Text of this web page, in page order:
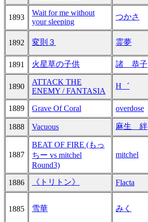
1893
Wait for me without
your sleeping
つかさ
1892 変則３ 霊夢
1891 火星草の子供 諸 恭子
1890
ATTACK THE
ENEMY / FANTASIA
H゛
1889 Grave Of Coral overdose
1888 Vacuous 麻生 絆
1887
BEAT OF FIRE (もっ
ちー vs mitchel
Round3)
mitchel
1886 《トリトン》 Flacta
1885 雪華 みく